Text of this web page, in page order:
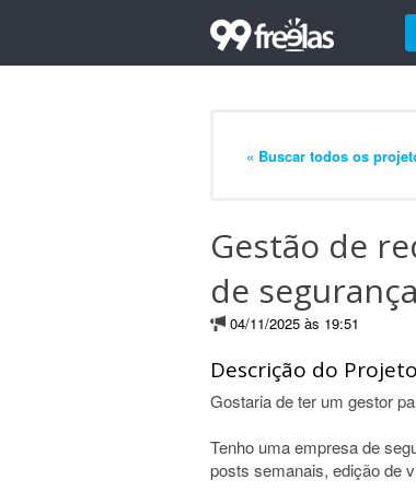
« Buscar todos os
Gestão de
de
04/11/2025 às 19:51
Descrição do
Gostaria de ter um gestor
Tenho uma empresa de
posts semanais, edição de